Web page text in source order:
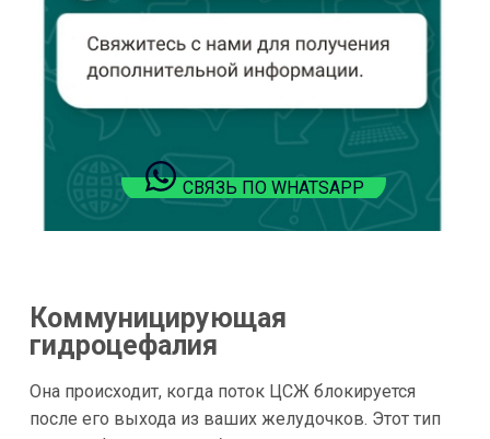
СВЯЗЬ ПО WHATSAPP
Коммуницирующая
гидроцефалия
Она происходит, когда поток ЦСЖ блокируется
после его выхода из ваших желудочков. Этот тип